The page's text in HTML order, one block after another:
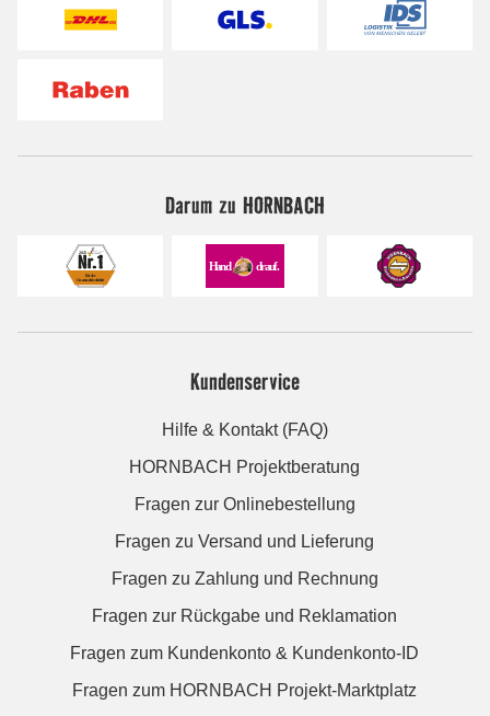
Darum zu HORNBACH
Kundenservice
Hilfe & Kontakt (FAQ)
HORNBACH Projektberatung
Fragen zur Onlinebestellung
Fragen zu Versand und Lieferung
Fragen zu Zahlung und Rechnung
Fragen zur Rückgabe und Reklamation
Fragen zum Kundenkonto & Kundenkonto-ID
Fragen zum HORNBACH Projekt-Marktplatz